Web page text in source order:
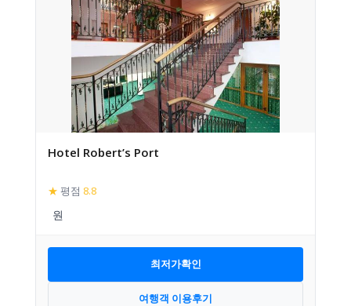
Hotel Robert’s Port
★ 평점 8.8
최저가확인
여행객 이용후기